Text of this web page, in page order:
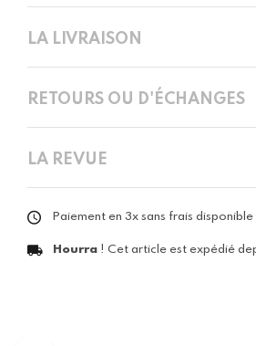
LA LIVRAISON
RETOURS OU D'ÉCHANGES
LA REVUE
Paiement en 3x sans frais disponible
Hourra ! Cet article est expédié